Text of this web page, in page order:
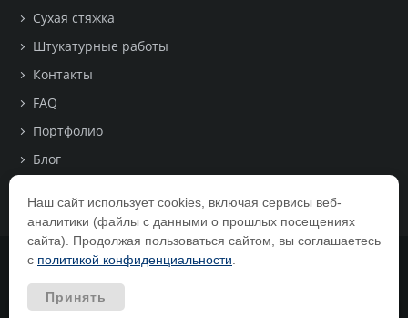
Сухая стяжка
Штукатурные работы
Контакты
FAQ
Портфолио
Блог
Экспресс Пол 2006 – 2026.г - 1017- 2469
Наш сайт использует cookies, включая сервисы веб-
аналитики (файлы с данными о прошлых посещениях
сайта). Продолжая пользоваться сайтом, вы соглашаетесь
с политикой конфиденциальности
Принять